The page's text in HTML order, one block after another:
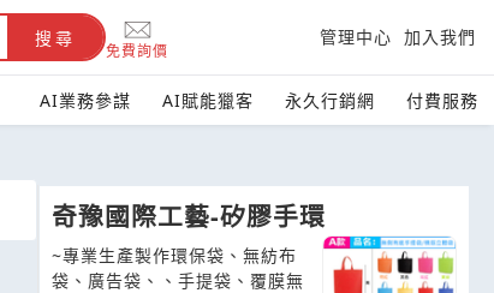
搜尋
免費詢價
管理中心 加入我們
AI業務參謀 AI賦能獵客 永久行銷網 付費服務
奇豫國際工藝-矽膠手環
~專業生產製作環保袋、無紡布
袋、廣告袋、、手提袋、覆膜無